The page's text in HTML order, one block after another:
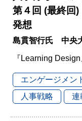
第４回 (最終回
発想
島貫智行氏 中央
『Learning
エンゲージメン
人事戦略
連